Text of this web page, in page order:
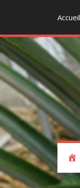
Accueil